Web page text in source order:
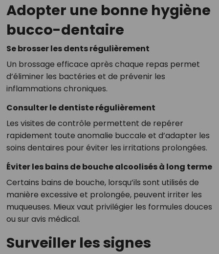
Adopter une bonne hygiène
bucco-dentaire
Se brosser les dents régulièrement
Un brossage efficace après chaque repas permet
d’éliminer les bactéries et de prévenir les
inflammations chroniques.
Consulter le dentiste régulièrement
Les visites de contrôle permettent de repérer
rapidement toute anomalie buccale et d’adapter les
soins dentaires pour éviter les irritations prolongées.
Éviter les bains de bouche alcoolisés à long terme
Certains bains de bouche, lorsqu’ils sont utilisés de
manière excessive et prolongée, peuvent irriter les
muqueuses. Mieux vaut privilégier les formules douces
ou sur avis médical.
Surveiller les signes